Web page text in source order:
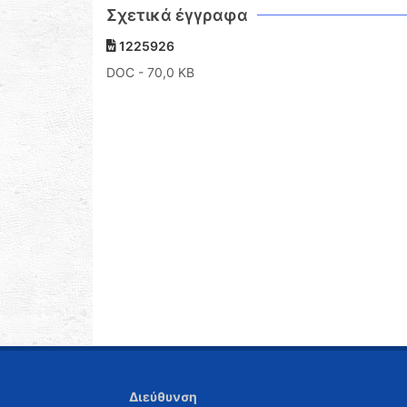
Σχετικά έγγραφα
1225926
DOC - 70,0 KB
Διεύθυνση